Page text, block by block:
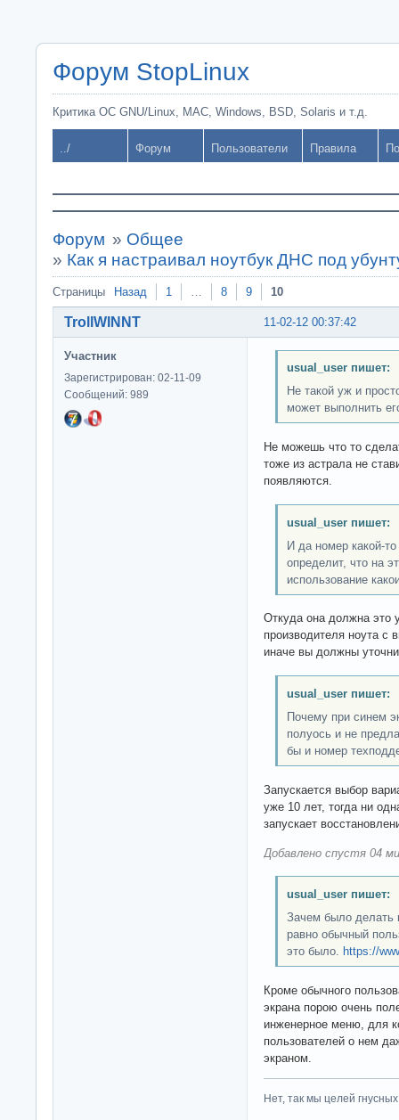
Форум StopLinux
Критика ОС GNU/Linux, MAC, Windows, BSD, Solaris и т.д.
../ Форум Пользователи Правила
Форум » Общее
» Как я настраивал ноутбук ДНС под
Страницы Назад 1 … 8 9 10
11-02-12 00:37:42
TrollWINNT
Участник
Зарегистрирован: 02-11-09
Сообщений: 989
usual_user пишет:
Не такой уж и
может выполнить
Не можешь что то
тоже из астрала не
появляются.
usual_user пишет:
И да номер какой-
определит, что на
использование
Откуда она должна это
производителя ноута с
иначе вы должны
usual_user пишет:
Почему при синем
полуось и не
бы и номер
Запускается выбор
уже 10 лет, тогда ни
запускает
Добавлено спустя 04
usual_user пишет:
Зачем было делать
равно обычный
это было. https://
Кроме обычного
экрана порою очень
инженерное меню, для
пользователей о нем
экраном.
Нет, так мы целей